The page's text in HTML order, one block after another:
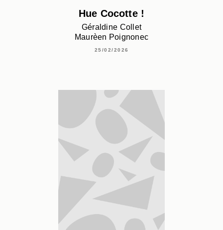
Hue Cocotte !
Géraldine Collet
Maurèen Poignonec
25/02/2026